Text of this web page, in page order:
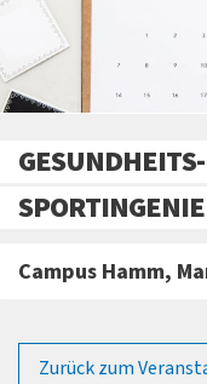
Campus Hamm,
Zurück zum